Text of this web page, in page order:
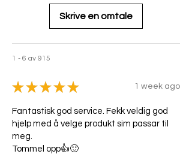
Skrive en omtale
1 - 6 av 915
★ ★ ★ ★ ★ 1 week ago
Fantastisk god service. Fekk veldig god
hjelp med å velge produkt sim passar til
meg.
Tommel opp👍🙂